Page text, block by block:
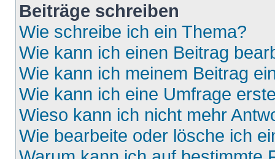
Beiträge schreiben
Wie schreibe ich ein Thema?
Wie kann ich einen Beitrag
Wie kann ich meinem Beitrag
Wie kann ich eine Umfrage
Wieso kann ich nicht mehr
Wie bearbeite oder lösche ich